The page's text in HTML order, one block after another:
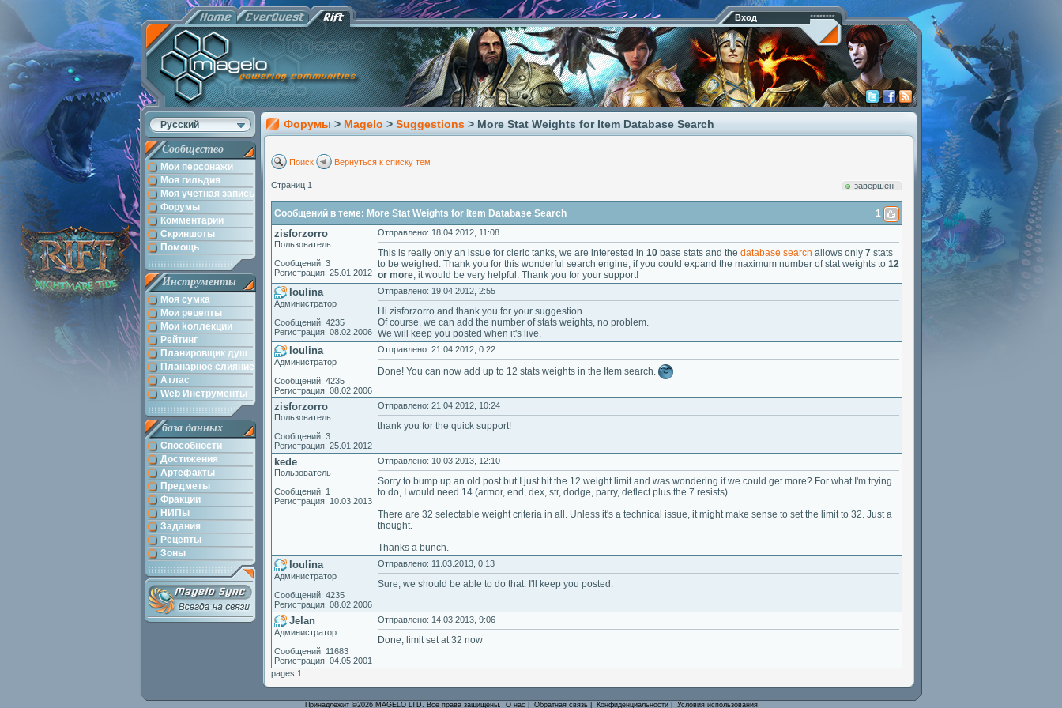
Вход
Русский
Сообщество
Мои персонажи
Моя гильдия
Моя учетная запись
Форумы
Комментарии
Скриншоты
Помощь
Инструменты
Моя сумка
Мои рецепты
Мои kоллекции
Рейтинг
Планировщик душ
Планарное слияние
Атлас
Web Инструменты
база данных
Способности
Достижения
Артефакты
Предметы
Фракции
НИПы
Задания
Рецепты
Зоны
Форумы > Magelo > Suggestions > More Stat Weights for Item Database Search
Поиск Вернуться к списку тем
Страниц 1 завершен
Сообщений в теме: More Stat Weights for Item Database Search 1
zisforzorro
Пользователь
Сообщений: 3
Регистрация: 25.01.2012
Отправлено: 18.04.2012, 11:08
This is really only an issue for cleric tanks, we are interested in 10 base stats and the database search allows only 7 stats
to be weighed. Thank you for this wonderful search engine, if you could expand the maximum number of stat weights to 12
or more, it would be very helpful. Thank you for your support!
loulina
Администратор
Сообщений: 4235
Регистрация: 08.02.2006
Отправлено: 19.04.2012, 2:55
Hi zisforzorro and thank you for your suggestion.
Of course, we can add the number of stats weights, no problem.
We will keep you posted when it's live.
loulina
Администратор
Сообщений: 4235
Регистрация: 08.02.2006
Отправлено: 21.04.2012, 0:22
Done! You can now add up to 12 stats weights in the Item search.
zisforzorro
Пользователь
Сообщений: 3
Регистрация: 25.01.2012
Отправлено: 21.04.2012, 10:24
thank you for the quick support!
kede
Пользователь
Сообщений: 1
Регистрация: 10.03.2013
Отправлено: 10.03.2013, 12:10
Sorry to bump up an old post but I just hit the 12 weight limit and was wondering if we could get more? For what I'm trying
to do, I would need 14 (armor, end, dex, str, dodge, parry, deflect plus the 7 resists).
There are 32 selectable weight criteria in all. Unless it's a technical issue, it might make sense to set the limit to 32. Just a
thought.
Thanks a bunch.
loulina
Администратор
Сообщений: 4235
Регистрация: 08.02.2006
Отправлено: 11.03.2013, 0:13
Sure, we should be able to do that. I'll keep you posted.
Jelan
Администратор
Сообщений: 11683
Регистрация: 04.05.2001
Отправлено: 14.03.2013, 9:06
Done, limit set at 32 now
pages 1
Принадлежит ©2026 MAGELO LTD. Все права защищены. О нас Обратная связь| Конфиденциальности| Условия использования